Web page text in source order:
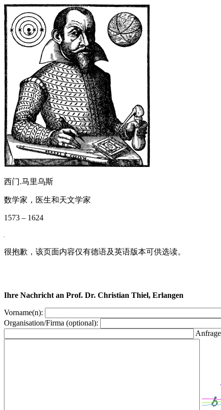
西门.马里乌斯
数学家，医生和天文学家
1573 – 1624
很抱歉，该页面内容仅有德语及英语版本可供选读。
Ihre Nachricht an Prof. Dr. Christian Thiel, Erlangen
Vorname(n):
Organisation/Firma (optional):